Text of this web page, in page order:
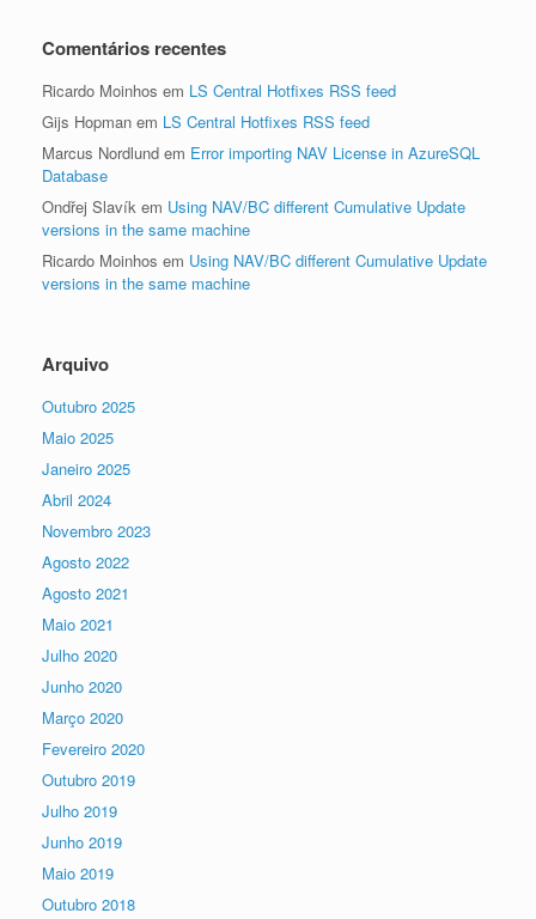
Comentários recentes
Ricardo Moinhos em LS Central Hotfixes RSS feed
Gijs Hopman em LS Central Hotfixes RSS feed
Marcus Nordlund em Error importing NAV License in AzureSQL
Database
Ondřej Slavík em Using NAV/BC different Cumulative Update
versions in the same machine
Ricardo Moinhos em Using NAV/BC different Cumulative Update
versions in the same machine
Arquivo
Outubro 2025
Maio 2025
Janeiro 2025
Abril 2024
Novembro 2023
Agosto 2022
Agosto 2021
Maio 2021
Julho 2020
Junho 2020
Março 2020
Fevereiro 2020
Outubro 2019
Julho 2019
Junho 2019
Maio 2019
Outubro 2018